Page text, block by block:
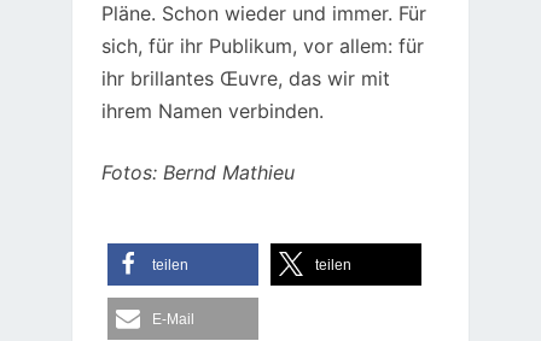
Pläne. Schon wieder und immer. Für
sich, für ihr Publikum, vor allem: für
ihr brillantes Œuvre, das wir mit
ihrem Namen verbinden.
Fotos: Bernd Mathieu
teilen teilen
E-Mail